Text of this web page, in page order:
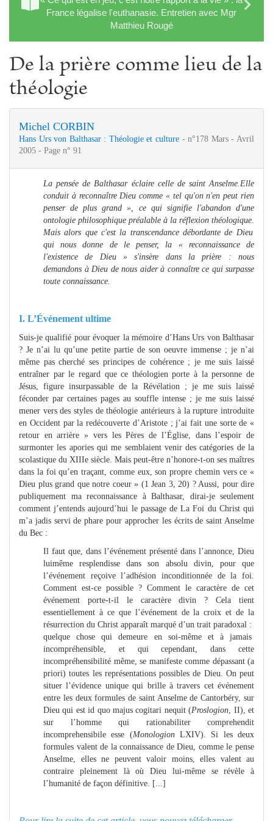
France légalise l'euthanasie. Entretien avec Mgr
Matthieu Rougé
De la prière comme lieu de la
théologie
Michel CORBIN
Hans Urs von Balthasar : Théologie et culture - n°178 Mars - Avril
2005 - Page n° 91
La pensée de Balthasar éclaire celle de saint Anselme.Elle
conduit à reconnaître Dieu comme « tel qu'on n'en peut rien
penser de plus grand », ce qui signifie l'abandon d'une
ontologie philosophique préalable à la réflexion théologique
Mais alors que c'est la transcendance débordante de Dieu
qui nous donne de le penser, la « reconnaissance de
l'existence de Dieu » s'insère dans la prière : nous
demandons à Dieu de nous aider à connaître ce qui surpasse
toute connaissance.
I. L’Événement ultime
Suis-je qualifié pour évoquer la mémoire d’Hans Urs von Balthasar
? Je n’ai lu qu’une petite partie de son oeuvre immense ; je n’ai
même pas cherché ses principes de cohérence ; je me suis laissé
entraîner par le regard que ce théologien porte à la personne de
Jésus, figure insurpassable de la Révélation ; je me suis laissé
féconder par certaines pages au souffle intense ; je me suis laissé
mener vers des styles de théologie antérieurs à la rupture introduite
en Occident par la redécouverte d’Aristote ; j’ai fait une sorte de «
retour en arrière » vers les Pères de l’Église, dans l’espoir de
surmonter les apories qui me semblaient venir des catégories de la
scolastique du XIIIe siècle. Mais peut-être n’honore-t-on ses maîtres
dans la foi qu’en traçant, comme eux, son propre chemin vers ce «
Dieu plus grand que notre coeur » (1 Jean 3, 20) ? Aussi, pour dire
publiquement ma reconnaissance à Balthasar, dirai-je seulement
comment j’entends aujourd’hui le passage de La Foi du Christ qui
m’a jadis servi de phare pour approcher les écrits de saint Anselme
du Bec :
Il faut que, dans l’événement présenté dans l’annonce, Dieu
luimême resplendisse dans son absolu divin, pour que
l’événement reçoive l’adhésion inconditionnée de la foi.
Comment est-ce possible ? Comment le caractère de cet
événement porte-t-il le caractère divin ? Cela tient
essentiellement à ce que l’événement de la croix et de la
résurrection du Christ apparaît marqué d’un trait paradoxal :
quelque chose qui demeure en soi-même et à jamais
incompréhensible, et qui cependant, dans cette
incompréhensibilité même, se manifeste comme dépassant (a
priori) toutes les représentations possibles de Dieu. On peut
situer l’évidence unique qui brille à travers cet événement
entre les deux formules de saint Anselme de Cantorbéry, sur
Dieu qui est id quo majus cogitari nequit (Proslogion , II), et
sur l’homme qui rationabiliter comprehendit
incomprehensibile esse (MonologionLXIV). Si les deux
formules valent de la connaissance de Dieu, comme le pense
Anselme, elles ne peuvent valoir moins, elles valent au
contraire pleinement là où Dieu lui-même se révèle à
l’humanité de façon définitive. [...]